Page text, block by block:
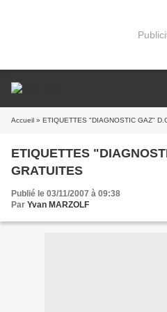
Accueil » ETIQUETTES "DIAGNOSTIC GAZ"
ETIQUETTES
GRATUITES
Publié le 03/11/2007 à 09:38
Par Yvan MARZOLF